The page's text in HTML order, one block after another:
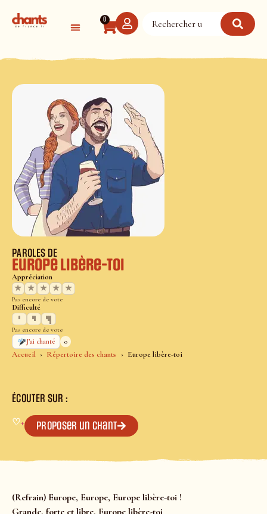
0
Accueil Répertoire des chants Europe libère-toi
PAROLES DE
Europe libère-toi
Appréciation
★
★ ★ ★ ★
Pas encore de vote
Difficulté
Pas encore de vote
J’ai chanté
0
ÉCOUTER SUR :
♡+ Proposer un chant
(Refrain) Europe, Europe, Europe libère-toi !